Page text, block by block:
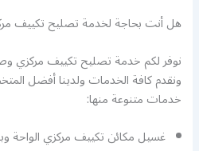
هل أنت بحاجة لخدمة تصليح تكييف
نوفر لكم خدمة تصليح تكييف مركزي
ونقدم كافة الخدمات ولدينا أفضل
خدمات متنوعة منها:
غسيل مكائن تكييف مركزي الواحة